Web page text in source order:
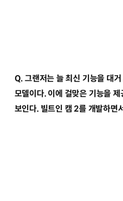
Q. 그랜저는 늘 최신 기능을 대
모델이다. 이에 걸맞은 기능을
보인다. 빌트인 캠 2를 개발하면